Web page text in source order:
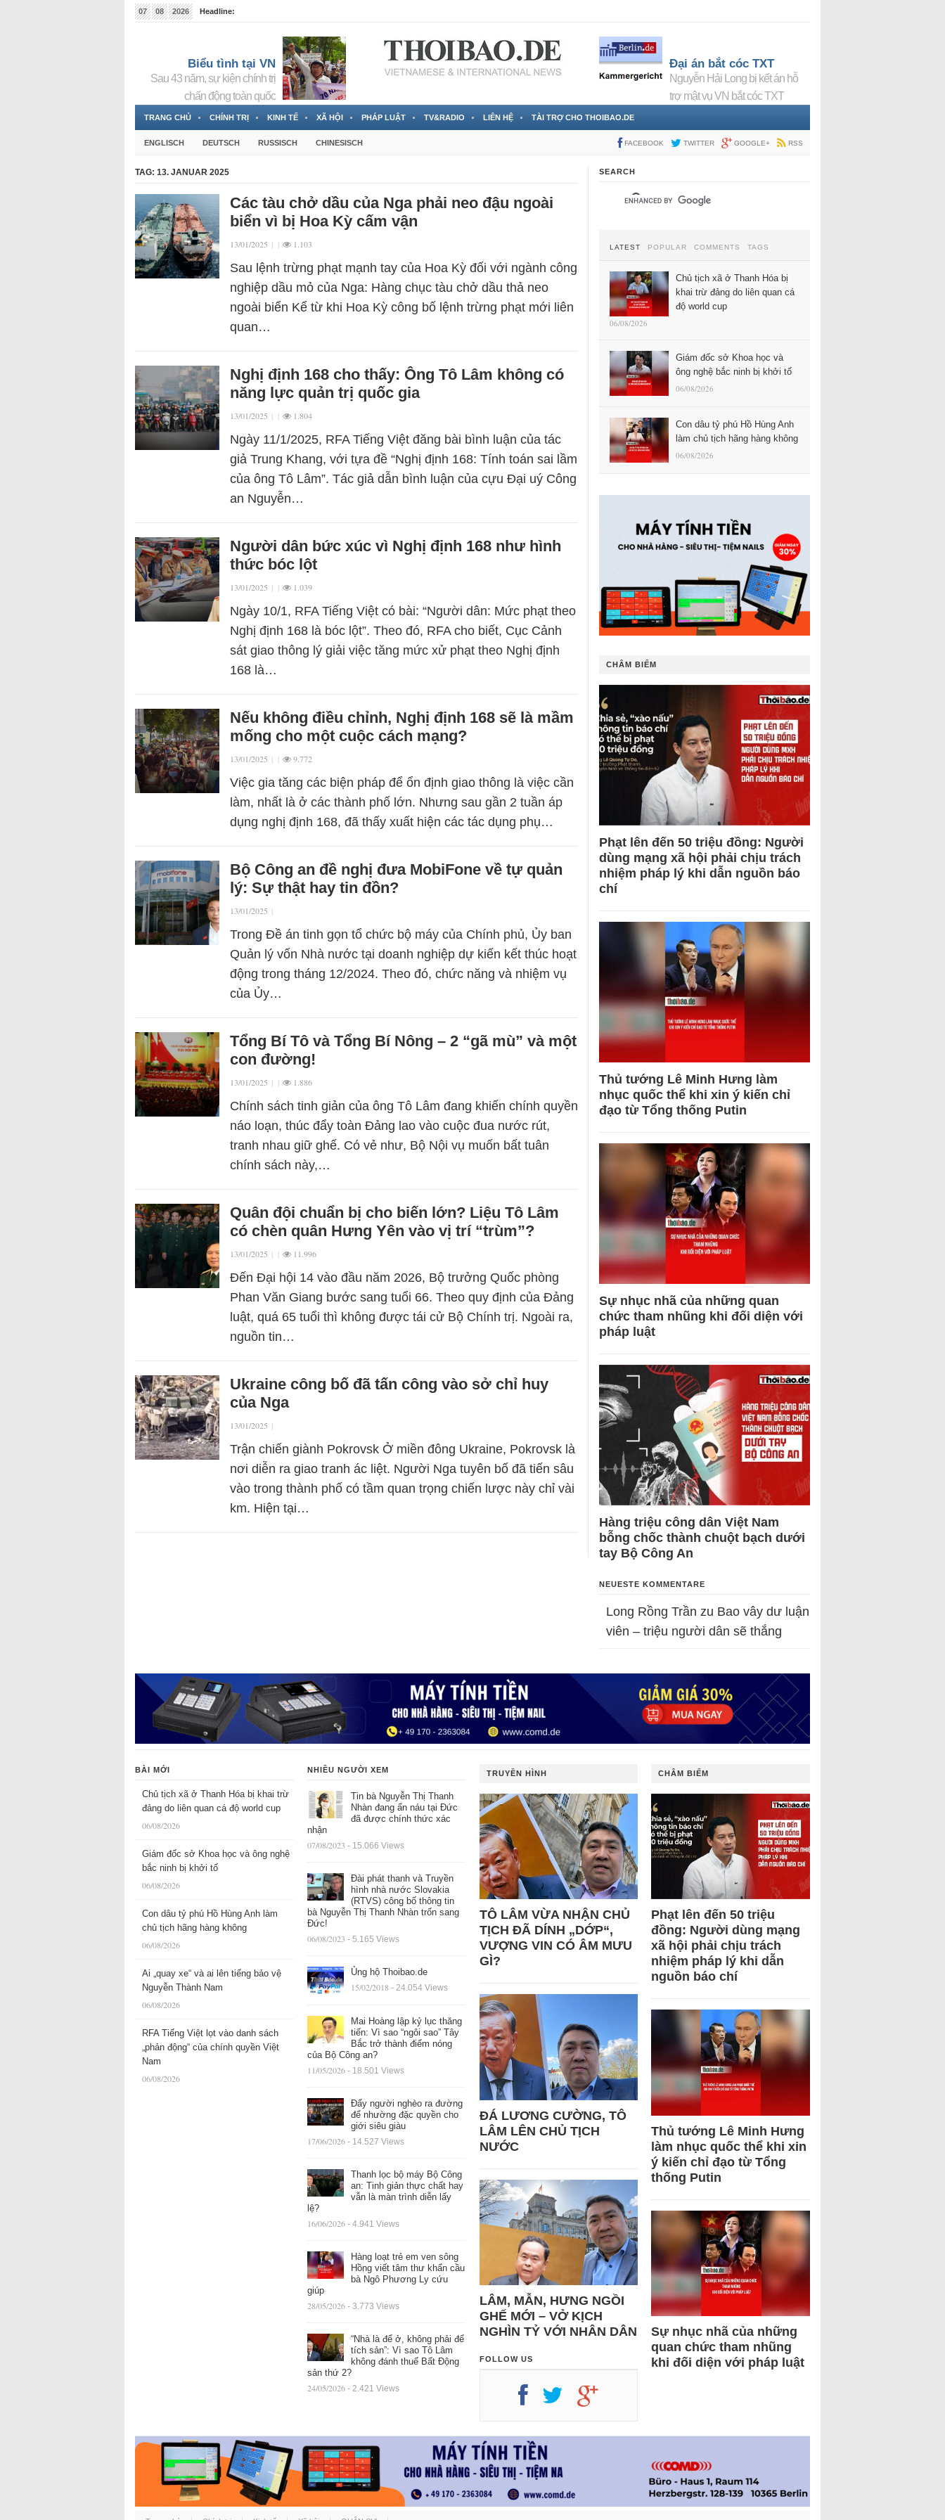
07 08 2026
Headline:
Biểu tình tại VN
Sau 43 năm, sự kiện chính trị
chấn động toàn quốc
Đại án bắt cóc TXT
Nguyễn Hải Long bị kết án hỗ
trợ mật vụ VN bắt cóc TXT
TRANG CHỦ CHÍNH TRỊ KINH TẾ XÃ HỘI PHÁP LUẬT TV&RADIO LIÊN HỆ TÀI TRỢ CHO THOIBAO.DE
ENGLISCH DEUTSCH RUSSISCH CHINESISCH FACEBOOK TWITTER GOOGLE+ RSS
TAG: 13. JANUAR 2025
Các tàu chở dầu của Nga phải neo đậu ngoài
biển vì bị Hoa Kỳ cấm vận
13/01/2025 | | 1.103
Sau lệnh trừng phạt mạnh tay của Hoa Kỳ đối với ngành công
nghiệp dầu mỏ của Nga: Hàng chục tàu chở dầu thả neo
ngoài biển Kể từ khi Hoa Kỳ công bố lệnh trừng phạt mới liên
quan…
Nghị định 168 cho thấy: Ông Tô Lâm không có
năng lực quản trị quốc gia
13/01/2025 | | 1.804
Ngày 11/1/2025, RFA Tiếng Việt đăng bài bình luận của tác
giả Trung Khang, với tựa đề “Nghị định 168: Tính toán sai lầm
của ông Tô Lâm”. Tác giả dẫn bình luận của cựu Đại uý Công
an Nguyễn…
Người dân bức xúc vì Nghị định 168 như hình
thức bóc lột
13/01/2025 | | 1.039
Ngày 10/1, RFA Tiếng Việt có bài: “Người dân: Mức phạt theo
Nghị định 168 là bóc lột”. Theo đó, RFA cho biết, Cục Cảnh
sát giao thông lý giải việc tăng mức xử phạt theo Nghị định
168 là…
Nếu không điều chỉnh, Nghị định 168 sẽ là mầm
mống cho một cuộc cách mạng?
13/01/2025 | | 9.772
Việc gia tăng các biện pháp để ổn định giao thông là việc cần
làm, nhất là ở các thành phố lớn. Nhưng sau gần 2 tuần áp
dụng nghị định 168, đã thấy xuất hiện các tác dụng phụ…
Bộ Công an đề nghị đưa MobiFone về tự quản
lý: Sự thật hay tin đồn?
13/01/2025 |
Trong Đề án tinh gọn tổ chức bộ máy của Chính phủ, Ủy ban
Quản lý vốn Nhà nước tại doanh nghiệp dự kiến kết thúc hoạt
động trong tháng 12/2024. Theo đó, chức năng và nhiệm vụ
của Ủy…
Tổng Bí Tô và Tổng Bí Nông – 2 “gã mù” và một
con đường!
13/01/2025 | | 1.886
Chính sách tinh giản của ông Tô Lâm đang khiến chính quyền
náo loạn, thúc đẩy toàn Đảng lao vào cuộc đua nước rút,
tranh nhau giữ ghế. Có vẻ như, Bộ Nội vụ muốn bất tuân
chính sách này,…
Quân đội chuẩn bị cho biến lớn? Liệu Tô Lâm
có chèn quân Hưng Yên vào vị trí “trùm”?
13/01/2025 | | 11.996
Đến Đại hội 14 vào đầu năm 2026, Bộ trưởng Quốc phòng
Phan Văn Giang bước sang tuổi 66. Theo quy định của Đảng
luật, quá 65 tuổi thì không được tái cử Bộ Chính trị. Ngoài ra,
nguồn tin…
Ukraine công bố đã tấn công vào sở chỉ huy
của Nga
13/01/2025 |
Trận chiến giành Pokrovsk Ở miền đông Ukraine, Pokrovsk là
nơi diễn ra giao tranh ác liệt. Người Nga tuyên bố đã tiến sâu
vào trong thành phố có tầm quan trọng chiến lược này chỉ vài
km. Hiện tại…
SEARCH
LATEST POPULAR COMMENTS TAGS
Chủ tịch xã ở Thanh Hóa bị
khai trừ đảng do liên quan cá
độ world cup
06/08/2026
Giám đốc sở Khoa học và
ông nghệ bắc ninh bị khởi tố
06/08/2026
Con dâu tỷ phú Hồ Hùng Anh
làm chủ tịch hãng hàng không
06/08/2026
CHÂM BIẾM
Phạt lên đến 50 triệu đồng: Người
dùng mạng xã hội phải chịu trách
nhiệm pháp lý khi dẫn nguồn báo
chí
Thủ tướng Lê Minh Hưng làm
nhục quốc thể khi xin ý kiến chỉ
đạo từ Tổng thống Putin
Sự nhục nhã của những quan
chức tham nhũng khi đối diện với
pháp luật
Hàng triệu công dân Việt Nam
bỗng chốc thành chuột bạch dưới
tay Bộ Công An
NEUESTE KOMMENTARE
Long Rồng Trần zu Bao vây dư luận
viên – triệu người dân sẽ thắng
BÀI MỚI
Chủ tịch xã ở Thanh Hóa bị khai trừ
đảng do liên quan cá độ world cup
06/08/2026
Giám đốc sở Khoa học và ông nghệ
bắc ninh bị khởi tố
06/08/2026
Con dâu tỷ phú Hồ Hùng Anh làm
chủ tịch hãng hàng không
06/08/2026
Ai „quay xe“ và ai lên tiếng bảo vệ
Nguyễn Thành Nam
06/08/2026
RFA Tiếng Việt lọt vào danh sách
„phản động“ của chính quyền Việt
Nam
06/08/2026
NHIỀU NGƯỜI XEM
Tin bà Nguyễn Thị Thanh
Nhàn đang ẩn náu tại Đức
đã được chính thức xác
nhận
07/08/2023 - 15.066 Views
Đài phát thanh và Truyền
hình nhà nước Slovakia
(RTVS) công bố thông tin
bà Nguyễn Thị Thanh Nhàn trốn sang
Đức!
06/08/2023 - 5.165 Views
Ủng hộ Thoibao.de
15/02/2018 - 24.054 Views
Mai Hoàng lập kỷ lục thăng
tiến: Vì sao “ngôi sao” Tây
Bắc trở thành điểm nóng
của Bộ Công an?
11/05/2026 - 18.501 Views
Đẩy người nghèo ra đường
để nhường đặc quyền cho
giới siêu giàu
17/06/2026 - 14.527 Views
Thanh lọc bộ máy Bộ Công
an: Tinh giản thực chất hay
vẫn là màn trình diễn lấy
lệ?
16/06/2026 - 4.941 Views
Hàng loạt trẻ em ven sông
Hồng viết tâm thư khẩn cầu
bà Ngô Phương Ly cứu
giúp
28/05/2026 - 3.773 Views
“Nhà là để ở, không phải để
tích sản”: Vì sao Tô Lâm
không đánh thuế Bất Động
sản thứ 2?
24/05/2026 - 2.421 Views
TRUYỀN HÌNH
TÔ LÂM VỪA NHẬN CHỦ
TỊCH ĐÃ DÍNH „DỚP“,
VƯỢNG VIN CÓ ÂM MƯU
GÌ?
ĐÁ LƯƠNG CƯỜNG, TÔ
LÂM LÊN CHỦ TỊCH
NƯỚC
LÂM, MẪN, HƯNG NGỒI
GHẾ MỚI – VỞ KỊCH
NGHÌN TỶ VỚI NHÂN DÂN
FOLLOW US
CHÂM BIẾM
Phạt lên đến 50 triệu
đồng: Người dùng mạng
xã hội phải chịu trách
nhiệm pháp lý khi dẫn
nguồn báo chí
Thủ tướng Lê Minh Hưng
làm nhục quốc thể khi xin
ý kiến chỉ đạo từ Tổng
thống Putin
Sự nhục nhã của những
quan chức tham nhũng
khi đối diện với pháp luật